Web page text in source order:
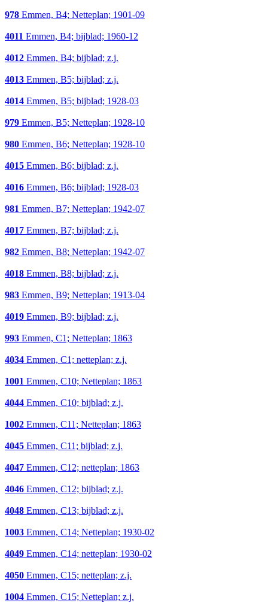
978 Emmen, B4; Netteplan; 1901-09
4011 Emmen, B4; bijblad; 1960-12
4012 Emmen, B4; bijblad; z.j.
4013 Emmen, B5; bijblad; z.j.
4014 Emmen, B5; bijblad; 1928-03
979 Emmen, B5; Netteplan; 1928-10
980 Emmen, B6; Netteplan; 1928-10
4015 Emmen, B6; bijblad; z.j.
4016 Emmen, B6; bijblad; 1928-03
981 Emmen, B7; Netteplan; 1942-07
4017 Emmen, B7; bijblad; z.j.
982 Emmen, B8; Netteplan; 1942-07
4018 Emmen, B8; bijblad; z.j.
983 Emmen, B9; Netteplan; 1913-04
4019 Emmen, B9; bijblad; z.j.
993 Emmen, C1; Netteplan; 1863
4034 Emmen, C1; netteplan; z.j.
1001 Emmen, C10; Netteplan; 1863
4044 Emmen, C10; bijblad; z.j.
1002 Emmen, C11; Netteplan; 1863
4045 Emmen, C11; bijblad; z.j.
4047 Emmen, C12; netteplan; 1863
4046 Emmen, C12; bijblad; z.j.
4048 Emmen, C13; bijblad; z.j.
1003 Emmen, C14; Netteplan; 1930-02
4049 Emmen, C14; netteplan; 1930-02
4050 Emmen, C15; netteplan; z.j.
1004 Emmen, C15; Netteplan; z.j.